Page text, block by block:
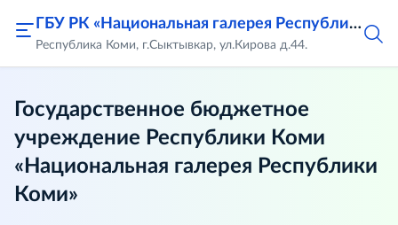
ГБУ РК «Национальная галерея Республики Коми»
Республика Коми, г.Сыктывкар, ул.Кирова д.44.
Государственное бюджетное
учреждение Республики Коми
«Национальная галерея Республики
Коми»